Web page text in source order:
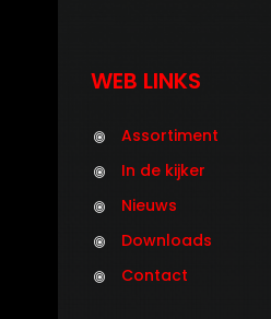
WEB LINKS
Assortiment
In de kijker
Nieuws
Downloads
Contact